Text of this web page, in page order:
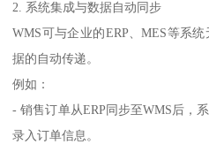
2. 系统集成与数据自动同步
WMS可与企业的ERP、MES等系
据的自动传递。
例如：
- 销售订单从ERP同步至WMS后，
录入订单信息。